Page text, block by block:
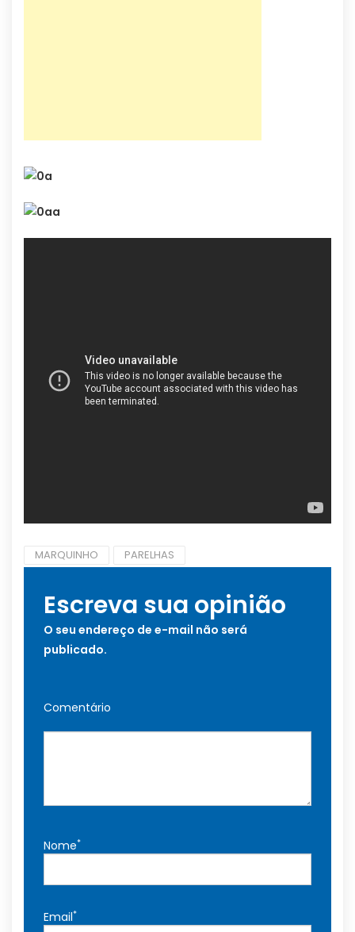
MARQUINHO PARELHAS
Escreva sua opinião
O seu endereço de e-mail não será
publicado.
Comentário
Nome*
Email*